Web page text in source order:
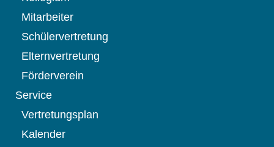
Mitarbeiter
Schülervertretung
Elternvertretung
Förderverein
Service
Vertretungsplan
Kalender